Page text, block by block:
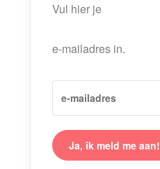
Vul hier je
e-mailadres in.
Ja, ik meld me aan!